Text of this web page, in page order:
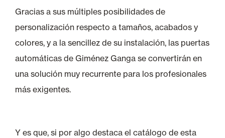
Gracias a sus múltiples posibilidades de
personalización respecto a tamaños, acabados y
colores, y a la sencillez de su instalación, las puertas
automáticas de Giménez Ganga se convertirán en
una solución muy recurrente para los profesionales
más exigentes.
Y es que, si por algo destaca el catálogo de esta